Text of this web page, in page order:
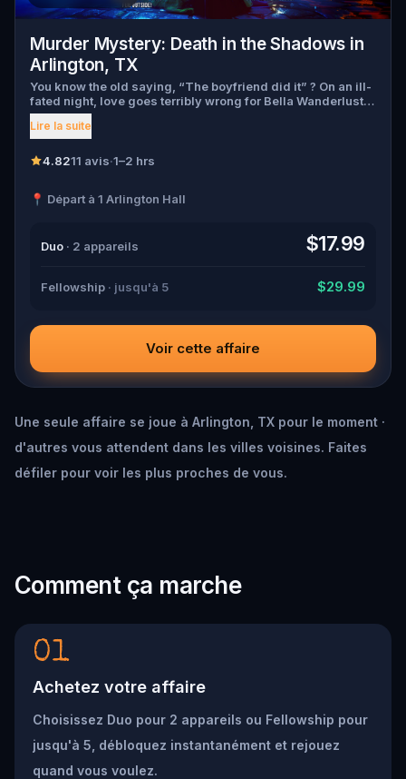
Murder Mystery: Death in the Shadows in
Arlington, TX
You know the old saying, “The boyfriend did it” ? On an ill-
fated night, love goes terribly wrong for Bella Wanderlust
and Walter Bridges . Bella, a famous travel blogger, was
found dead during a ghost tour led by the theatrical Percy
Walter, the obsessed boyfriend? Percy, the ghost tour
suspects, and expose the real murderer before they strike
Lire la suite
4.8211 avis·1–2 hrs
📍 Départ à 1 Arlington Hall
Duo · 2 appareils $17.99
Fellowship · jusqu'à 5 $29.99
Voir cette affaire
Une seule affaire se joue à Arlington, TX pour le moment ·
d'autres vous attendent dans les villes voisines. Faites
défiler pour voir les plus proches de vous.
Comment ça marche
01
Achetez votre affaire
Choisissez Duo pour 2 appareils ou Fellowship pour
jusqu'à 5, débloquez instantanément et rejouez
quand vous voulez.